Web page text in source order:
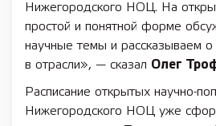
Нижегородского НОЦ. На
простой и понятной форме
научные темы и рассказываем
в отрасли», — сказал Олег
Расписание открытых научно-
Нижегородского НОЦ уже